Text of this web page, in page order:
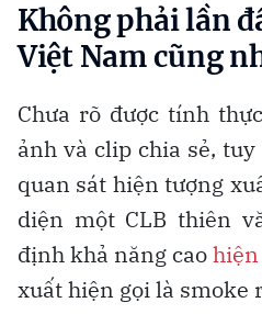
Không phải lần
Việt Nam cũng
Chưa rõ được tính
ảnh và clip chia sẻ,
quan sát hiện tượng
diện một CLB thiên
định khả năng cao
xuất hiện gọi là smoke